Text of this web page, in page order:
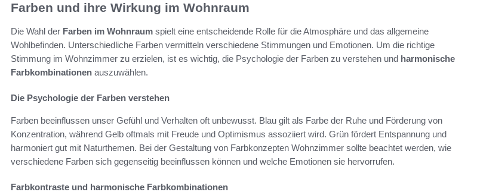
Farben und ihre Wirkung im Wohnraum
Die Wahl der Farben im Wohnraum spielt eine entscheidende Rolle für die Atmosphäre und das allgemeine
Wohlbefinden. Unterschiedliche Farben vermitteln verschiedene Stimmungen und Emotionen. Um die richtige
Stimmung im Wohnzimmer zu erzielen, ist es wichtig, die Psychologie der Farben zu verstehen und harmonische
Farbkombinationen auszuwählen.
Die Psychologie der Farben verstehen
Farben beeinflussen unser Gefühl und Verhalten oft unbewusst. Blau gilt als Farbe der Ruhe und Förderung von
Konzentration, während Gelb oftmals mit Freude und Optimismus assoziiert wird. Grün fördert Entspannung und
harmoniert gut mit Naturthemen. Bei der Gestaltung von Farbkonzepten Wohnzimmer sollte beachtet werden, wie
verschiedene Farben sich gegenseitig beeinflussen können und welche Emotionen sie hervorrufen.
Farbkontraste und harmonische Farbkombinationen